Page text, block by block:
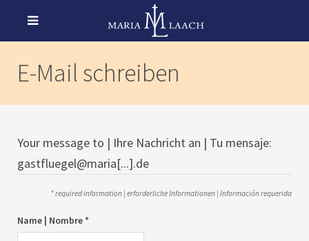
E-Mail schreiben
Your message to | Ihre Nachricht an | Tu mensaje:
gastfluegel@maria[...].de
* required information | erforderliche Informationen | Información requerida
Name | Nombre *